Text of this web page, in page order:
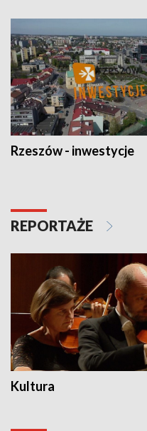
Rzeszów - inwestycje
REPORTAŻE
Kultura